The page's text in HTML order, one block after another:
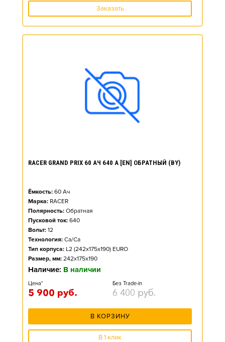
Заказать
RACER GRAND PRIX 60 АЧ 640 А [EN] ОБРАТНЫЙ (BY)
Ёмкость: 60 Ач
Марка: RACER
Полярность: Обратная
Пусковой ток: 640
Вольт: 12
Технология: Ca/Ca
Тип корпуса: L2 (242x175x190) EURO
Размер, мм: 242x175x190
Наличие: В наличии
Цена*
5 900 руб.
Без Trade-in
6 400 руб.
В КОРЗИНУ
В 1 клик